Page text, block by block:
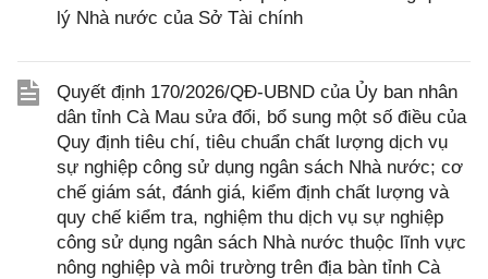
lý Nhà nước của Sở Tài chính
Quyết định 170/2026/QĐ-UBND của Ủy ban nhân
dân tỉnh Cà Mau sửa đổi, bổ sung một số điều của
Quy định tiêu chí, tiêu chuẩn chất lượng dịch vụ
sự nghiệp công sử dụng ngân sách Nhà nước; cơ
chế giám sát, đánh giá, kiểm định chất lượng và
quy chế kiểm tra, nghiệm thu dịch vụ sự nghiệp
công sử dụng ngân sách Nhà nước thuộc lĩnh vực
nông nghiệp và môi trường trên địa bàn tỉnh Cà